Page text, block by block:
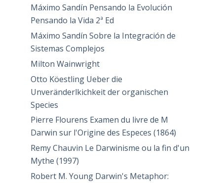
Máximo Sandín Pensando la Evolución
Pensando la Vida 2ª Ed
Máximo Sandín Sobre la Integración de
Sistemas Complejos
Milton Wainwright
Otto Köestling Ueber die
Unveränderlkichkeit der organischen
Species
Pierre Flourens Examen du livre de M
Darwin sur l'Origine des Especes (1864)
Remy Chauvin Le Darwinisme ou la fin d'un
Mythe (1997)
Robert M. Young Darwin's Metaphor: